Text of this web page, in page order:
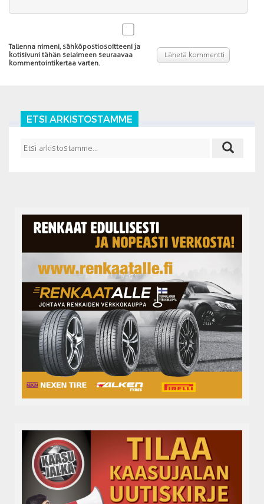
Tallenna nimeni, sähköpostiosoitteeni ja
kotisivuni tähän selaimeen seuraavaa
kommentointikertaa varten.
ETSI ARKISTOSTAMME